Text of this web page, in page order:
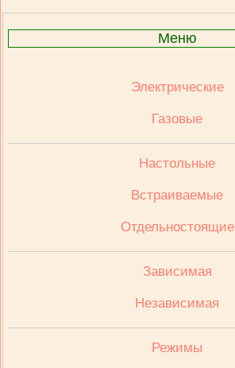
Меню
Электрические
Газовые
Настольные
Встраиваемые
Отдельностоящие
Зависимая
Независимая
Режимы